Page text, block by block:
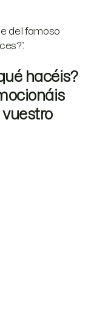
del famoso
hacéis?